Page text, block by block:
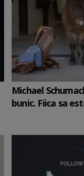
Michael
bunic. Fiica sa